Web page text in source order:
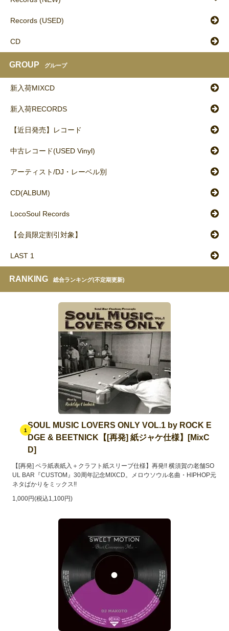
Records (USED)
CD
GROUP グループ
新入荷MIXCD
新入荷RECORDS
【近日発売】レコード
中古レコード(USED Vinyl)
アーティスト/DJ・レーベル別
CD(ALBUM)
LocoSoul Records
【会員限定割引対象】
LAST 1
RANKING 総合ランキング(不定期更新)
1
SOUL MUSIC LOVERS ONLY VOL.1 by ROCK E
DGE & BEETNICK【[再発] 紙ジャケ仕様】[MixC
D]
【[再発] ペラ紙表紙入＋クラフト紙スリーブ仕様】再発!! 横須賀の老舗SO
UL BAR『CUSTOM』30周年記念MIXCD。メロウソウル名曲・HIPHOP元
ネタばかりをミックス!!
1,000円(税込1,100円)